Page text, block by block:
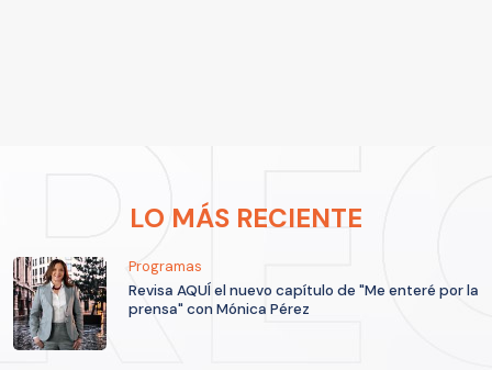
LO MÁS RECIENTE
Programas
Revisa AQUÍ el nuevo capítulo de "Me enteré por la
prensa" con Mónica Pérez